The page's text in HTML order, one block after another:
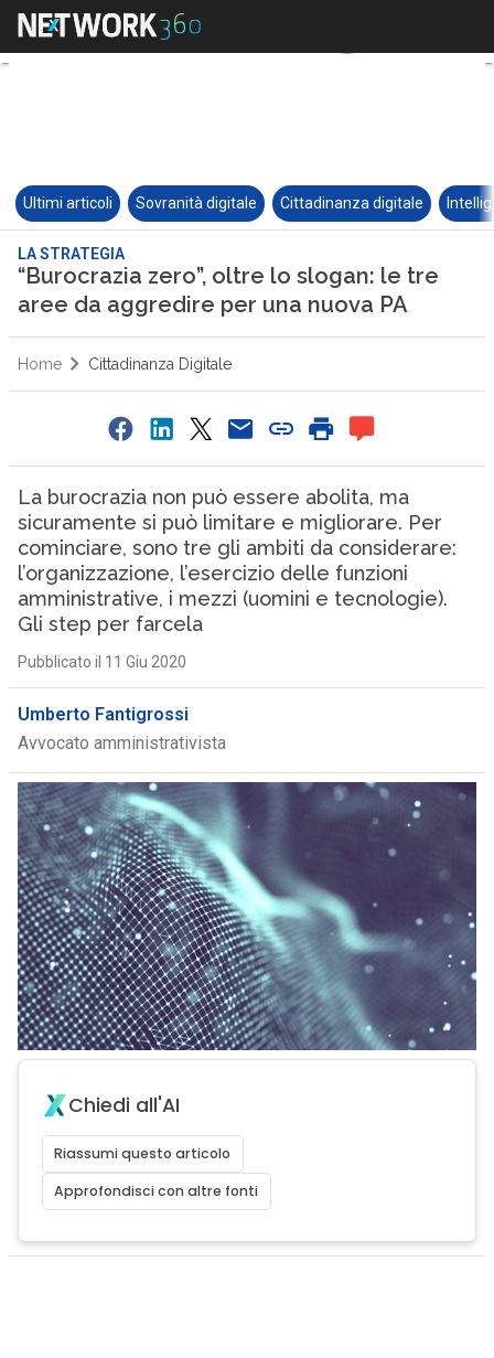
Ultimi articoli Sovranità digitale Cittadinanza digitale
LA STRATEGIA
“Burocrazia zero”, oltre lo slogan: le tre
aree da aggredire per una nuova PA
Home Cittadinanza Digitale
La burocrazia non può essere abolita, ma
sicuramente si può limitare e migliorare. Per
cominciare, sono tre gli ambiti da considerare:
l’organizzazione, l’esercizio delle funzioni
amministrative, i mezzi (uomini e tecnologie).
Gli step per farcela
Pubblicato il 11 Giu 2020
Umberto Fantigrossi
Avvocato amministrativista
Chiedi all'AI
Riassumi questo articolo
Approfondisci con altre fonti